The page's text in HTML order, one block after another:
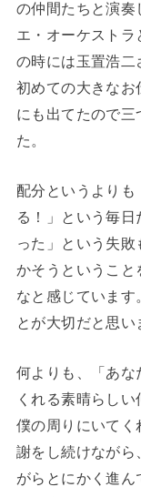
の仲間たちと演奏
エ・オーケスト
の時には玉置浩二
初めての大きな
にも出てたので三
た。
配分というより
る！」という毎
った」という失
かそうということ
なと感じています
とが大切だと思い
何よりも、「あな
くれる素晴らし
僕の周りにいて
謝をし続けながら
がらとにかく進